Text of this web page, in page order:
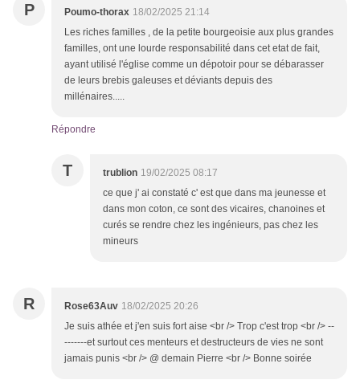
P Poumo-thorax 18/02/2025 21:14
Les riches familles , de la petite bourgeoisie aux plus grandes
familles, ont une lourde responsabilité dans cet etat de fait,
ayant utilisé l'église comme un dépotoir pour se débarasser
de leurs brebis galeuses et déviants depuis des
millénaires.....
Répondre
T trublion 19/02/2025 08:17
ce que j' ai constaté c' est que dans ma jeunesse et
dans mon coton, ce sont des vicaires, chanoines et
curés se rendre chez les ingénieurs, pas chez les
mineurs
R Rose63Auv 18/02/2025 20:26
Je suis athée et j'en suis fort aise <br /> Trop c'est trop <br /> --
-------et surtout ces menteurs et destructeurs de vies ne sont
jamais punis <br /> @ demain Pierre <br /> Bonne soirée